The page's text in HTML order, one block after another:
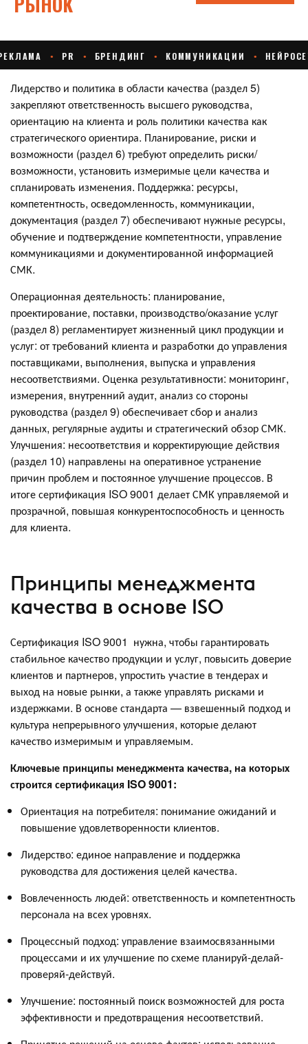
Лидерство и политика в области качества (раздел 5)
закрепляют ответственность высшего руководства,
ориентацию на клиента и роль политики качества как
стратегического ориентира. Планирование, риски и
возможности (раздел 6) требуют определить риски/
возможности, установить измеримые цели качества и
спланировать изменения. Поддержка: ресурсы,
компетентность, осведомленность, коммуникации,
документация (раздел 7) обеспечивают нужные ресурсы,
обучение и подтверждение компетентности, управление
коммуникациями и документированной информацией
СМК.
Операционная деятельность: планирование,
проектирование, поставки, производство/оказание услуг
(раздел 8) регламентирует жизненный цикл продукции и
услуг: от требований клиента и разработки до управления
поставщиками, выполнения, выпуска и управления
несоответствиями. Оценка результативности: мониторинг,
измерения, внутренний аудит, анализ со стороны
руководства (раздел 9) обеспечивает сбор и анализ
данных, регулярные аудиты и стратегический обзор СМК.
Улучшения: несоответствия и корректирующие действия
(раздел 10) направлены на оперативное устранение
причин проблем и постоянное улучшение процессов. В
итоге сертификация ISO 9001 делает СМК управляемой и
прозрачной, повышая конкурентоспособность и ценность
для клиента.
Принципы менеджмента
качества в основе ISO
Сертификация ISO 9001 нужна, чтобы гарантировать
стабильное качество продукции и услуг, повысить доверие
клиентов и партнеров, упростить участие в тендерах и
выход на новые рынки, а также управлять рисками и
издержками. В основе стандарта — взвешенный подход и
культура непрерывного улучшения, которые делают
качество измеримым и управляемым.
Ключевые принципы менеджмента качества, на которых
строится сертификация ISO 9001:
Ориентация на потребителя: понимание ожиданий и
повышение удовлетворенности клиентов.
Лидерство: единое направление и поддержка
руководства для достижения целей качества.
Вовлеченность людей: ответственность и компетентность
персонала на всех уровнях.
Процессный подход: управление взаимосвязанными
процессами и их улучшение по схеме планируй-делай-
проверяй-действуй.
Улучшение: постоянный поиск возможностей для роста
эффективности и предотвращения несоответствий.